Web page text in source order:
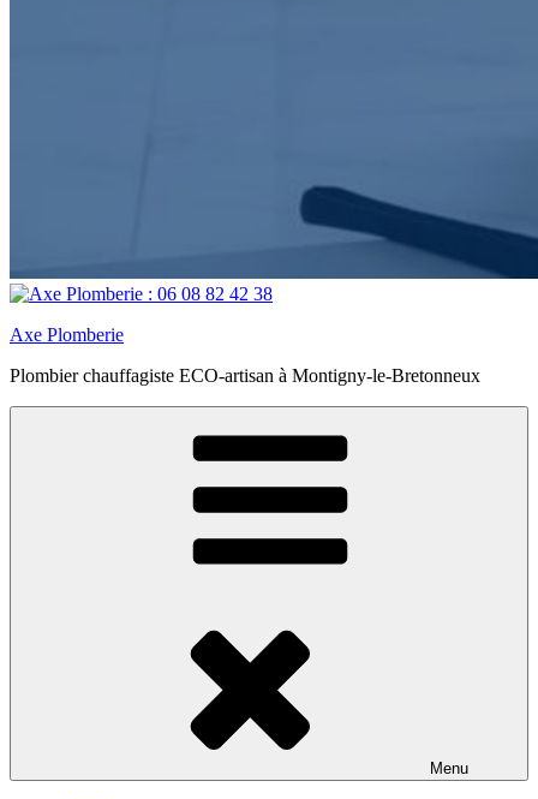
Axe Plomberie
Plombier chauffagiste ECO-artisan à Montigny-le-Bretonneux
Menu